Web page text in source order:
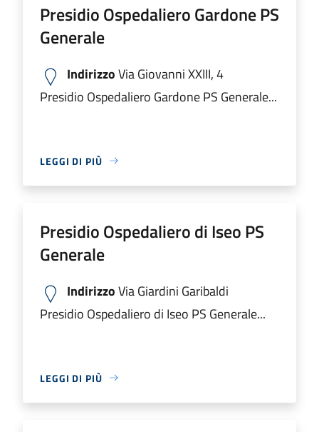
Presidio Ospedaliero Gardone PS
Generale
IndirizzoVia Giovanni XXIII, 4
Presidio Ospedaliero Gardone PS Generale...
LEGGI DI PIÙ
Presidio Ospedaliero di Iseo PS
Generale
IndirizzoVia Giardini Garibaldi
Presidio Ospedaliero di Iseo PS Generale...
LEGGI DI PIÙ